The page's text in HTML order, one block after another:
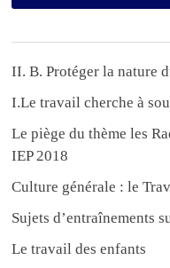
II. B. Protéger la nature
I.Le travail cherche à
Le piège du thème les
IEP 2018
Culture générale : le
Sujets d’entraînements
Le travail des enfants